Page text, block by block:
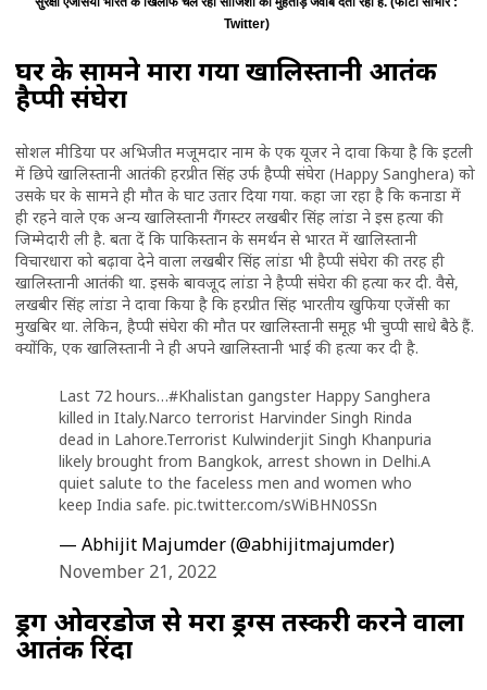
Twitter)
घर के सामने मारा गया खालिस्तानी आतंकी
हैप्पी संघेरा
सोशल मीडिया पर अभिजीत मजूमदार नाम के एक यूजर ने दावा किया है कि इटली
में छिपे खालिस्तानी आतंकी हरप्रीत सिंह उर्फ हैप्पी संघेरा (Happy Sanghera) को
उसके घर के सामने ही मौत के घाट उतार दिया गया. कहा जा रहा है कि कनाडा में
ही रहने वाले एक अन्य खालिस्तानी गैंगस्टर लखबीर सिंह लांडा ने इस हत्या की
जिम्मेदारी ली है. बता दें कि पाकिस्तान के समर्थन से भारत में खालिस्तानी
विचारधारा को बढ़ावा देने वाला लखबीर सिंह लांडा भी हैप्पी संघेरा की तरह ही
खालिस्तानी आतंकी था. इसके बावजूद लांडा ने हैप्पी संघेरा की हत्या कर दी. वैसे,
लखबीर सिंह लांडा ने दावा किया है कि हरप्रीत सिंह भारतीय खुफिया एजेंसी का
मुखबिर था. लेकिन, हैप्पी संघेरा की मौत पर खालिस्तानी समूह भी चुप्पी साधे बैठे हैं.
क्योंकि, एक खालिस्तानी ने ही अपने खालिस्तानी भाई की हत्या कर दी है.
Last 72 hours…#Khalistan gangster Happy Sanghera
killed in Italy.Narco terrorist Harvinder Singh Rinda
dead in Lahore.Terrorist Kulwinderjit Singh Khanpuria
likely brought from Bangkok, arrest shown in Delhi.A
quiet salute to the faceless men and women who
keep India safe. pic.twitter.com/sWiBHN0SSn
— Abhijit Majumder (@abhijitmajumder)
November 21, 2022
ड्रग ओवरडोज से मरा ड्रग्स तस्करी करने वाला
आतंकी रिंदा